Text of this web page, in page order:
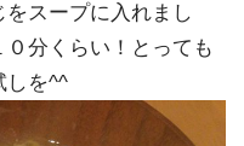
スープに入れまし
分くらい！とっても
しを^^